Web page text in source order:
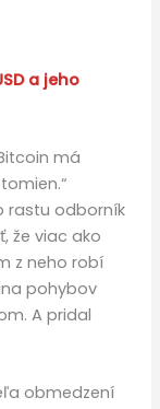
a jeho
má
rastu odborník
že viac ako
z neho robí
pohybov
A pridal
obmedzení